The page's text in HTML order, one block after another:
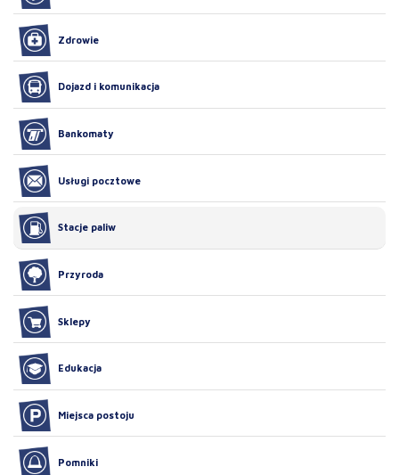
Zdrowie
Dojazd i komunikacja
Bankomaty
Usługi pocztowe
Stacje paliw
Przyroda
Sklepy
Edukacja
Miejsca postoju
Pomniki